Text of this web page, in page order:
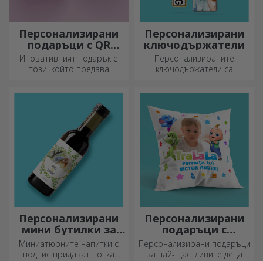
Персонализирани
подаръци с QR
кодове
Иновативният подарък е
този, който предава
да предизвикате най-
уникални реакции!
Персонализирани
ключодържатели
Персонализираните
ключодържатели са
напомняте за вас всеки ден.
Персонализирани
мини бутилки за
вино
Миниатюрните напитки с
подпис придават нотка
Персонализирани
подаръци с
официална
лицензия - TraLaLa
Персонализирани подаръци
за най-щастливите деца